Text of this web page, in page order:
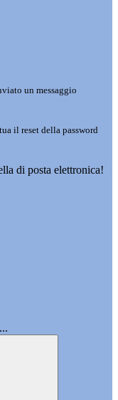
un messaggio
il reset della password
di posta elettronica!